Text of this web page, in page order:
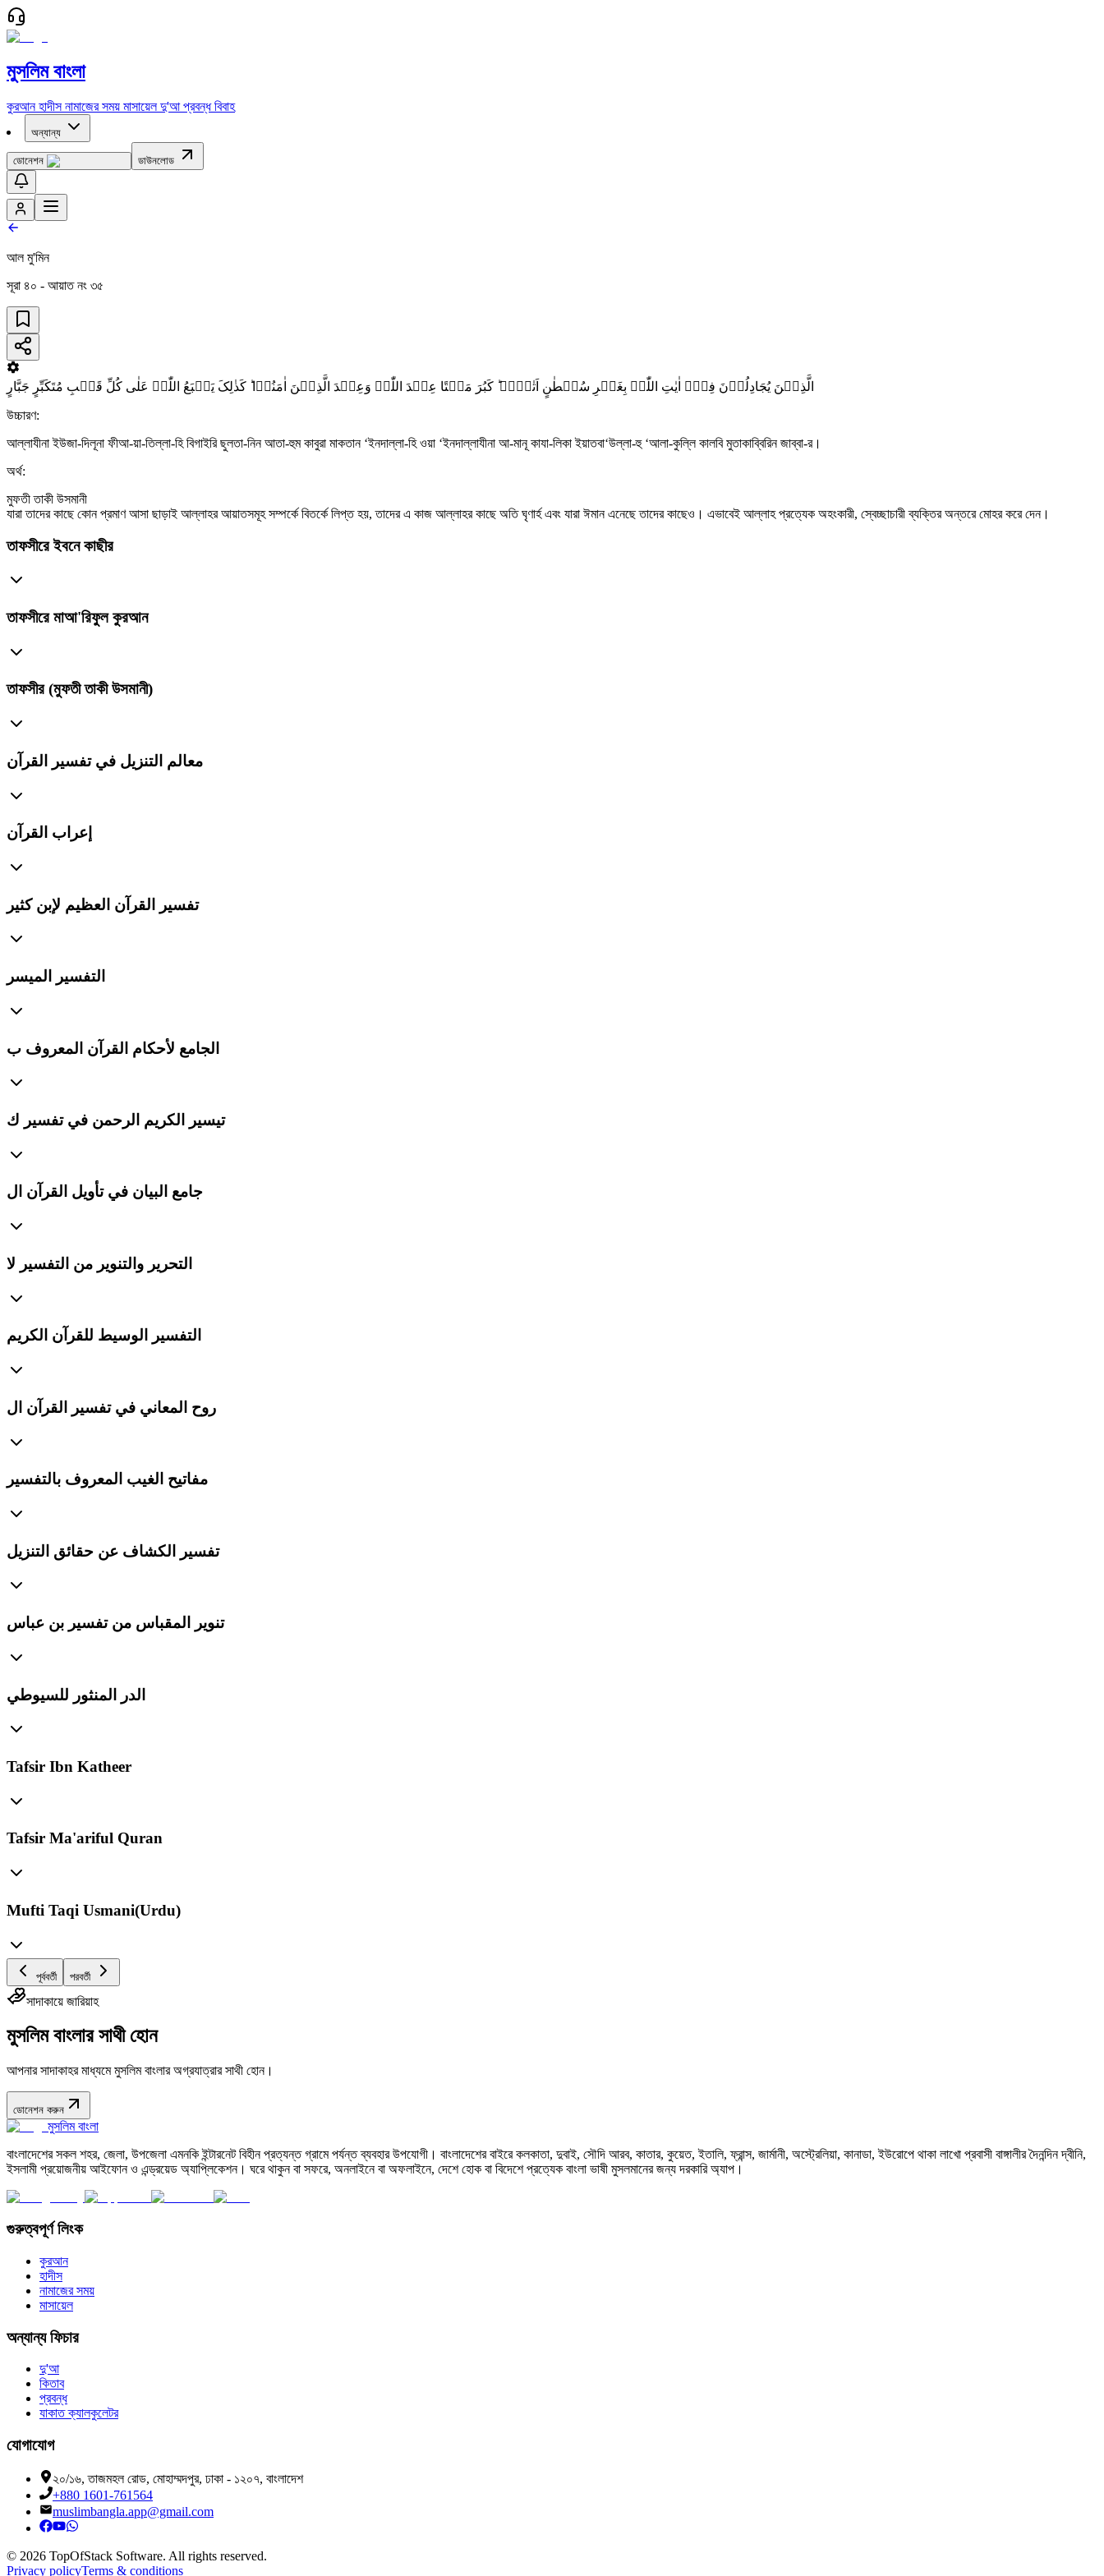
মুসলিম বাংলা
কুরআন হাদীস নামাজের সময় মাসায়েল দু'আ প্রবন্ধ বিবাহ
অন্যান্য
ডোনেশন ডাউনলোড
আল মু'মিন
সূরা ৪০ - আয়াত নং ৩৫
الَّذِیۡنَ یُجَادِلُوۡنَ فِیۡۤ اٰیٰتِ اللّٰہِ بِغَیۡرِ سُلۡطٰنٍ اَتٰہُمۡ ؕ کَبُرَ مَقۡتًا عِنۡدَ اللّٰہِ وَعِنۡدَ الَّذِیۡنَ اٰمَنُوۡا ؕ کَذٰلِکَ یَطۡبَعُ اللّٰہُ عَلٰی کُلِّ قَلۡبِ مُتَکَبِّرٍ جَبَّارٍ
উচ্চারণ:
আল্লাযীনা ইউজা-দিলূনা ফীআ-য়া-তিল্লা-হি বিগাইরি ছুলতা-নিন আতা-হুম কাবুরা মাকতান ‘ইনদাল্লা-হি ওয়া ‘ইনদাল্লাযীনা আ-মানূ কাযা-লিকা ইয়াতবা‘উল্লা-হু ‘আলা-কুল্লি কালবি মুতাকাব্বিরিন জাব্বা-র।
অর্থ:
মুফতী তাকী উসমানী
যারা তাদের কাছে কোন প্রমাণ আসা ছাড়াই আল্লাহর আয়াতসমূহ সম্পর্কে বিতর্কে লিপ্ত হয়, তাদের এ কাজ আল্লাহর কাছে অতি ঘৃণার্হ এবং যারা ঈমান এনেছে তাদের কাছেও। এভাবেই আল্লাহ প্রত্যেক অহংকারী, স্বেচ্ছাচারী ব্যক্তির অন্তরে মোহর করে দেন।
তাফসীরে ইবনে কাছীর
তাফসীরে মাআ'রিফুল কুরআন
তাফসীর (মুফতী তাকী উসমানী)
معالم التنزيل في تفسير القرآن
إعراب القرآن
تفسير القرآن العظيم لإبن كثير
التفسير الميسر
الجامع لأحكام القرآن المعروف ب
تيسير الكريم الرحمن في تفسير ك
جامع البيان في تأويل القرآن ال
التحرير والتنوير من التفسير لا
التفسير الوسيط للقرآن الكريم
روح المعاني في تفسير القرآن ال
مفاتيح الغيب المعروف بالتفسير
تفسير الكشاف عن حقائق التنزيل
تنوير المقباس من تفسير بن عباس
الدر المنثور للسيوطي
Tafsir Ibn Katheer
Tafsir Ma'ariful Quran
Mufti Taqi Usmani(Urdu)
পূর্ববর্তী পরবর্তী
সাদাকায়ে জারিয়াহ
মুসলিম বাংলার সাথী হোন
আপনার সাদাকাহর মাধ্যমে মুসলিম বাংলার অগ্রযাত্রার সাথী হোন।
ডোনেশন করুন
মুসলিম বাংলা
বাংলাদেশের সকল শহর, জেলা, উপজেলা এমনকি ইন্টারনেট বিহীন প্রত্যন্ত গ্রামে পর্যন্ত ব্যবহার উপযোগী। বাংলাদেশের বাইরে কলকাতা, দুবাই, সৌদি আরব, কাতার, কুয়েত, ইতালি, ফ্রান্স, জার্মানী, অস্ট্রেলিয়া, কানাডা, ইউরোপে থাকা লাখো প্রবাসী বাঙ্গালীর দৈনন্দিন দ্বীনি,
ইসলামী প্রয়োজনীয় আইফোন ও এন্ড্রয়েড অ্যাপ্লিকেশন। ঘরে থাকুন বা সফরে, অনলাইনে বা অফলাইনে, দেশে হোক বা বিদেশে প্রত্যেক বাংলা ভাষী মুসলমানের জন্য দরকারি অ্যাপ।
গুরুত্বপূর্ণ লিংক
কুরআন
হাদীস
নামাজের সময়
মাসায়েল
অন্যান্য ফিচার
দু'আ
কিতাব
প্রবন্ধ
যাকাত ক্যালকুলেটর
যোগাযোগ
২০/১৬, তাজমহল রোড, মোহাম্মদপুর, ঢাকা - ১২০৭, বাংলাদেশ
+880 1601-761564
muslimbangla.app@gmail.com
© 2026 TopOfStack Software. All rights reserved.
Privacy policyTerms & conditions